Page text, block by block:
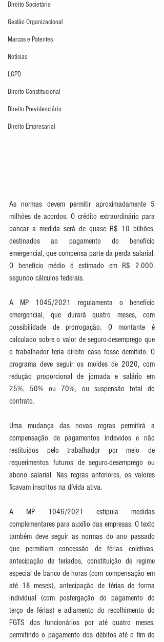
Direito Societário
Gestão Organizacional
Marcas e Patentes
Notícias
LGPD
Direito Constitucional
Direito Previdenciário
Direito Empresarial
As normas devem permitir aproximadamente 5
milhões de acordos. O crédito extraordinário para
bancar a medida será de quase R$ 10 bilhões,
destinados ao pagamento do benefício
emergencial, que compensa parte da perda salarial.
O benefício médio é estimado em R$ 2.000,
segundo cálculos federais.
A MP 1045/2021 regulamenta o benefício
emergencial, que durará quatro meses, com
possibilidade de prorrogação. O montante é
calculado sobre o valor de seguro-desemprego que
o trabalhador teria direito caso fosse demitido. O
programa deve seguir os moldes de 2020, com
redução proporcional de jornada e salário em
25%, 50% ou 70%, ou suspensão total do
contrato.
Uma mudança das novas regras permitirá a
compensação de pagamentos indevidos e não
restituídos pelo trabalhador por meio de
requerimentos futuros de seguro-desemprego ou
abono salarial. Nas regras anteriores, os valores
ficavam inscritos na dívida ativa.
A MP 1046/2021 estipula medidas
complementares para auxílio das empresas. O texto
também deve seguir as normas do ano passado
que permitiam concessão de férias coletivas,
antecipação de feriados, constituição de regime
especial de banco de horas (com compensação em
até 18 meses), antecipação de férias de forma
individual (com postergação do pagamento do
terço de férias) e adiamento do recolhimento do
FGTS dos funcionários por até quatro meses,
permitindo o pagamento dos débitos até o fim do